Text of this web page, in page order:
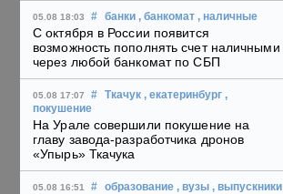
05.08 18:03 # банки , банкомат , наличные
С октября в России появится
возможность пополнять счет наличными
через любой банкомат по СБП
05.08 17:07 # Ткачук , екатеринбург ,
покушение
На Урале совершили покушение на
главу завода-разработчика дронов
«Упырь» Ткачука
05.08 16:51 # образование , вузы , выпускники